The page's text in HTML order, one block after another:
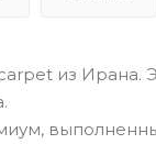
из Ирана.